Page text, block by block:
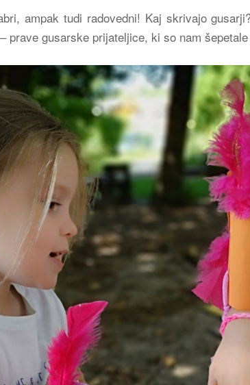
ampak tudi radovedni! Kaj skrivajo
prave gusarske prijateljice, ki so nam